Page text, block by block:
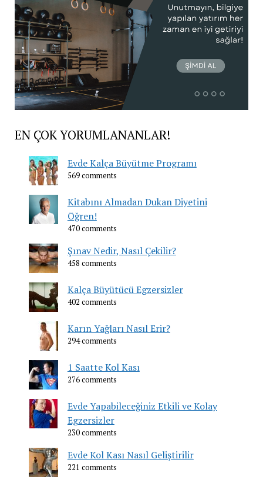
EN ÇOK YORUMLANANLAR!
Evde Kalça Büyütme Programı
569 comments
Kitabını Almadan Dukan Diyetini
Öğren!
470 comments
Şınav Nedir, Nasıl Çekilir?
458 comments
Kalça Büyütücü Egzersizler
402 comments
Karın Yağları Nasıl Erir?
294 comments
1 Saatte Kol Kası
276 comments
Evde Yapabileceğiniz Etkili ve Kolay
Egzersizler
230 comments
Evde Kol Kası Nasıl Geliştirilir
221 comments